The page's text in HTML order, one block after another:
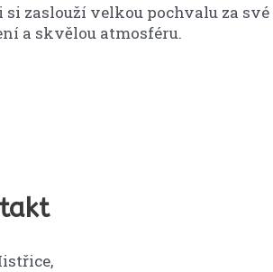
zaslouží velkou pochvalu za své
a skvělou atmosféru.